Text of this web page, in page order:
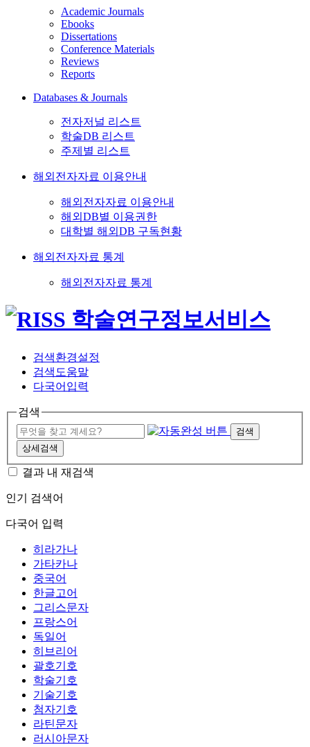
Academic Journals
Ebooks
Dissertations
Conference Materials
Reviews
Reports
Databases & Journals
전자저널 리스트
학술DB 리스트
주제별 리스트
해외전자자료 이용안내
해외전자자료 이용안내
해외DB별 이용권한
대학별 해외DB 구독현황
해외전자자료 통계
해외전자자료 통계
검색환경설정
검색도움말
다국어입력
검색
검색
상세검색
결과 내 재검색
인기 검색어
다국어 입력
히라가나
가타카나
중국어
한글고어
그리스문자
프랑스어
독일어
히브리어
괄호기호
학술기호
기술기호
첨자기호
라틴문자
러시아문자